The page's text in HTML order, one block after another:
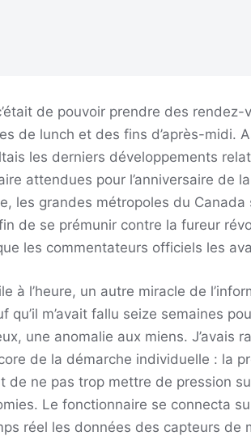
de pouvoir prendre des
de lunch et des fins d’après-midi.
les derniers développements
attendues pour l’anniversaire de
les grandes métropoles du
de se prémunir contre la fureur
les commentateurs officiels les
à l’heure, un autre miracle de
qu’il m’avait fallu seize semaines
une anomalie aux miens. J’avais
de la démarche individuelle : la
ne pas trop mettre de pression
Le fonctionnaire se connecta
réel les données des capteurs de